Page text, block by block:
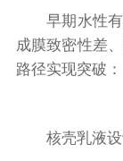
早期水性有
成膜致密性差
路径实现突破：
核壳乳液设